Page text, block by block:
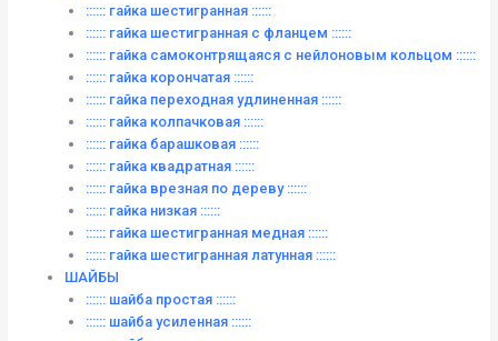
:::::: гайка шестигранная ::::::
:::::: гайка шестигранная с фланцем ::::::
:::::: гайка самоконтрящаяся с нейлоновым кольцом ::::::
:::::: гайка корончатая ::::::
:::::: гайка переходная удлиненная ::::::
:::::: гайка колпачковая ::::::
:::::: гайка барашковая ::::::
:::::: гайка квадратная ::::::
:::::: гайка врезная по дереву ::::::
:::::: гайка низкая ::::::
:::::: гайка шестигранная медная ::::::
:::::: гайка шестигранная латунная ::::::
ШАЙБЫ
:::::: шайба простая ::::::
:::::: шайба усиленная ::::::